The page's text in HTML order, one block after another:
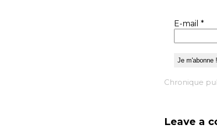
E-mail *
Chronique
Leave a